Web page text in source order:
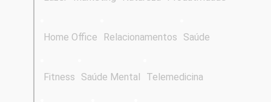
Home Office Relacionamentos Saúde
Fitness Saúde Mental Telemedicina